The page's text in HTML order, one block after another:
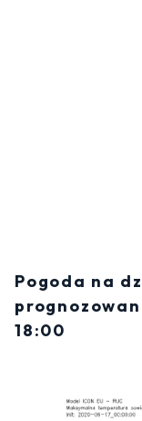
Pogoda na
18:00